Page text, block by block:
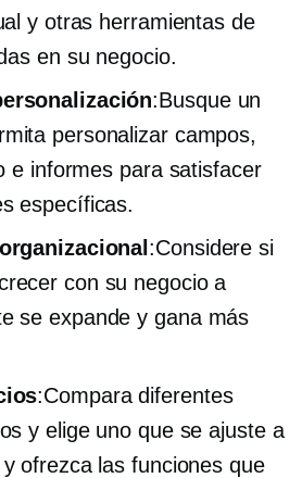
y otras herramientas de
en su negocio.
:Busque un
personalizar campos,
e informes para satisfacer
específicas.
:Considere si
con su negocio a
se expande y gana más
:Compara diferentes
y elige uno que se ajuste a
ofrezca las funciones que